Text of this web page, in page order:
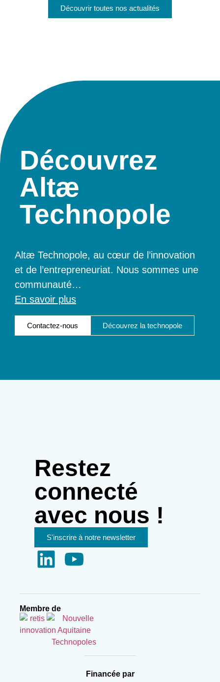
Découvrir toutes nos actualités
Découvrez
Altæ
Technopole
Altæ Technopole, au cœur de l’innovation
et de l’entrepreneuriat. Nous sommes une
communauté…
En savoir plus
Contactez-nous Découvrez la technopole
Restez
connecté
avec nous !
S'inscrire à notre newsletter
Membre de
Financée par